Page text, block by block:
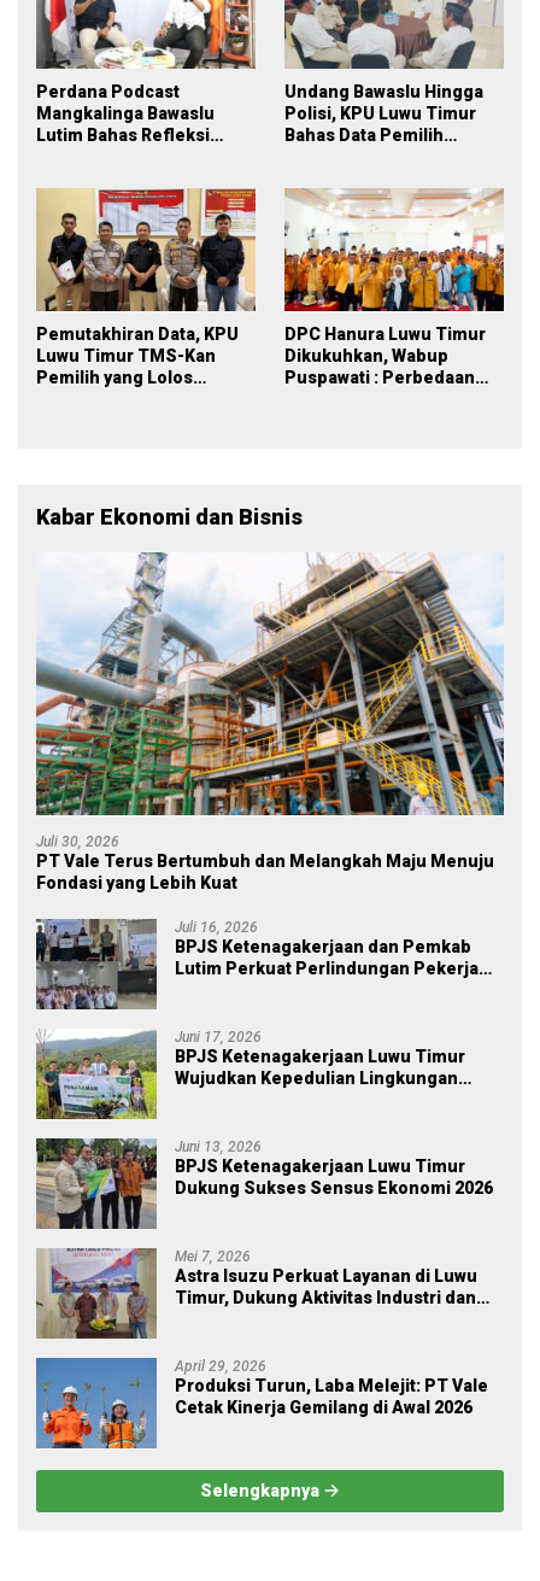
Perdana Podcast
Mangkalinga Bawaslu
Lutim Bahas Refleksi
Undang Bawaslu Hingga
Polisi, KPU Luwu Timur
Bahas Data Pemilih
Pemutakhiran Data, KPU
Luwu Timur TMS-Kan
Pemilih yang Lolos
DPC Hanura Luwu Timur
Dikukuhkan, Wabup
Puspawati : Perbedaan
Kabar Ekonomi dan Bisnis
Juli 30, 2026
PT Vale Terus Bertumbuh dan Melangkah Maju Menuju
Fondasi yang Lebih Kuat
Juli 16, 2026
BPJS Ketenagakerjaan dan Pemkab
Lutim Perkuat Perlindungan Pekerja
Juni 17, 2026
BPJS Ketenagakerjaan Luwu Timur
Wujudkan Kepedulian Lingkungan
Juni 13, 2026
BPJS Ketenagakerjaan Luwu Timur
Dukung Sukses Sensus Ekonomi 2026
Mei 7, 2026
Astra Isuzu Perkuat Layanan di Luwu
Timur, Dukung Aktivitas Industri dan
April 29, 2026
Produksi Turun, Laba Melejit: PT Vale
Cetak Kinerja Gemilang di Awal 2026
Selengkapnya